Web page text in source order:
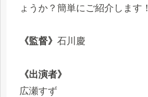
ょうか？簡単にご紹介します！
《監督》 石川慶
《出演者》
広瀬すず